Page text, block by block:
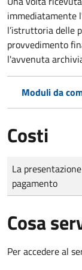
immediatamente
l’istruttoria delle
provvedimento
l'avvenuta
Moduli da
Costi
Tipo di pagamento
Importo
La
pagamento
Cosa
Per accedere al